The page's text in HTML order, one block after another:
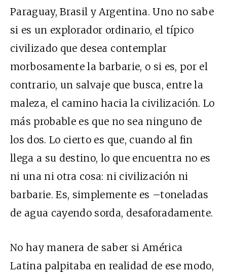
Paraguay, Brasil y Argentina. Uno no sabe
si es un explorador ordinario, el típico
civilizado que desea contemplar
morbosamente la barbarie, o si es, por el
contrario, un salvaje que busca, entre la
maleza, el camino hacia la civilización. Lo
más probable es que no sea ninguno de
los dos. Lo cierto es que, cuando al fin
llega a su destino, lo que encuentra no es
ni una ni otra cosa: ni civilización ni
barbarie. Es, simplemente es –toneladas
de agua cayendo sorda, desaforadamente.
No hay manera de saber si América
Latina palpitaba en realidad de ese modo,